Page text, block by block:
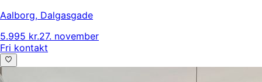
Aalborg, Dalgasgade
5.995 kr.27. november
Fri kontakt